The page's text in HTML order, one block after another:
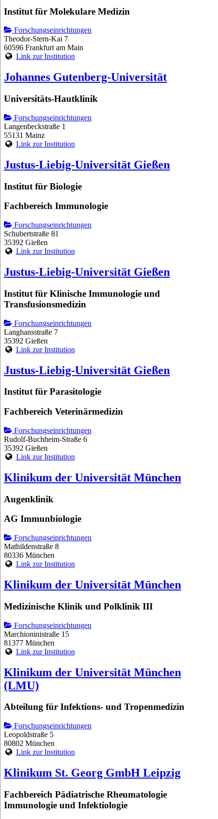
Institut für Molekulare Medizin
Forschungseinrichtungen
Theodor-Stern-Kai 7
60596 Frankfurt am Main
Link zur Institution
Johannes Gutenberg-Universität
Universitäts-Hautklinik
Forschungseinrichtungen
Langenbeckstraße 1
55131 Mainz
Link zur Institution
Justus-Liebig-Universität Gießen
Institut für Biologie
Fachbereich Immunologie
Forschungseinrichtungen
Schubertstraße 81
35392 Gießen
Link zur Institution
Justus-Liebig-Universität Gießen
Institut für Klinische Immunologie und
Transfusionsmedizin
Forschungseinrichtungen
Langhansstraße 7
35392 Gießen
Link zur Institution
Justus-Liebig-Universität Gießen
Institut für Parasitologie
Fachbereich Veterinärmedizin
Forschungseinrichtungen
Rudolf-Buchheim-Straße 6
35392 Gießen
Link zur Institution
Klinikum der Universität München
Augenklinik
AG Immunbiologie
Forschungseinrichtungen
Mathildenstraße 8
80336 München
Link zur Institution
Klinikum der Universität München
Medizinische Klinik und Polklinik III
Forschungseinrichtungen
Marchioninistraße 15
81377 München
Link zur Institution
Klinikum der Universität München
(LMU)
Abteilung für Infektions- und Tropenmedizin
Forschungseinrichtungen
Leopoldstraße 5
80802 München
Link zur Institution
Klinikum St. Georg GmbH Leipzig
Fachbereich Pädiatrische Rheumatologie
Immunologie und Infektiologie